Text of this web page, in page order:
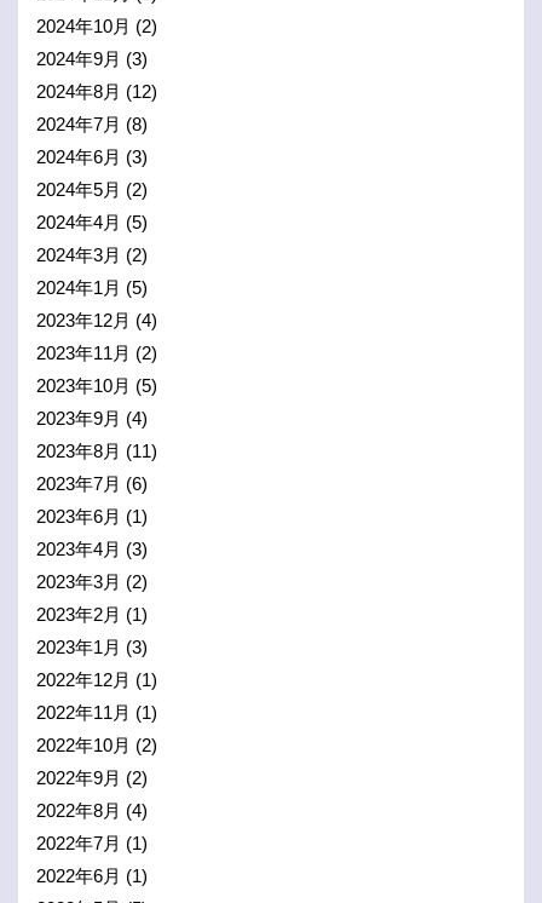
2024年10月 (2)
2024年9月 (3)
2024年8月 (12)
2024年7月 (8)
2024年6月 (3)
2024年5月 (2)
2024年4月 (5)
2024年3月 (2)
2024年1月 (5)
2023年12月 (4)
2023年11月 (2)
2023年10月 (5)
2023年9月 (4)
2023年8月 (11)
2023年7月 (6)
2023年6月 (1)
2023年4月 (3)
2023年3月 (2)
2023年2月 (1)
2023年1月 (3)
2022年12月 (1)
2022年11月 (1)
2022年10月 (2)
2022年9月 (2)
2022年8月 (4)
2022年7月 (1)
2022年6月 (1)